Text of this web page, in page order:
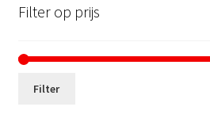
Filter op prijs
Filter